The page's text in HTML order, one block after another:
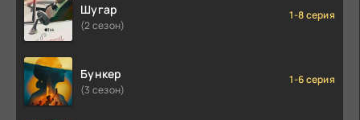
Шугар
(2 сезон)
1-8 серия
Бункер
(3 сезон)
1-6 серия